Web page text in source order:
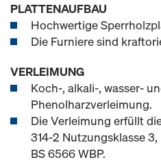
PLATTENAUFBAU
Hochwertige
Die Furniere sind
VERLEIMUNG
Koch-, alkali-, wasser-
Phenolharzverleimung.
Die Verleimung erfüllt
314-2 Nutzungsklasse
BS 6566 WBP.